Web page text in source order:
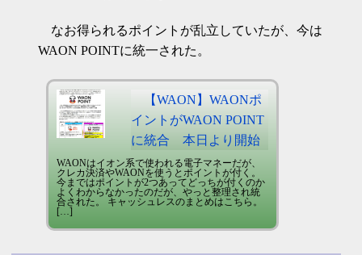
なお得られるポイントが乱立していたが、今は
WAON POINTに統一された。
【WAON】WAONポ
イントがWAON POINT
に統合 本日より開始
WAONはイオン系で使われる電子マネーだが、
クレカ決済やWAONを使うとポイントが付く。
今まではポイントが2つあってどっちが付くのか
よくわからなかったのだが、やっと整理され統
合された。 キャッシュレスのまとめはこちら。
[…]